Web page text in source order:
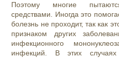
Поэтому многие
средствами. Иногда это
болезнь не проходит, так как
признаком других
инфекционного
инфекций. В этих